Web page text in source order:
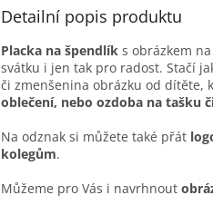
Detailní popis produktu
Placka na špendlík s obrázkem
svátku i jen tak pro radost. Stačí
či zmenšenina obrázku od dítěte,
oblečení, nebo ozdoba na tašku
Na odznak si můžete také přát
kolegům.
Můžeme pro Vás i navrhnout